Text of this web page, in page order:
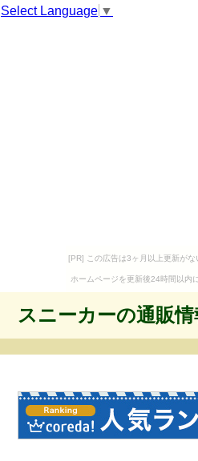
Select Language ▼
[PR] この広告は3ヶ月以上更新がな
ホームページを更新後24時間以内
スニーカーの通販情